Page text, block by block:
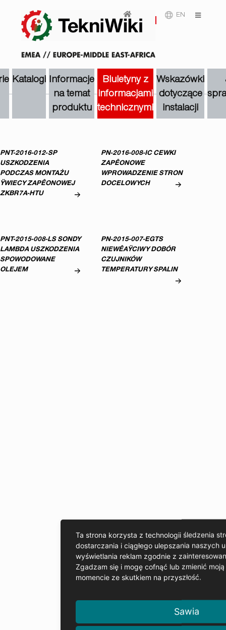
EN
Katalogi Informacje
na temat
produktu
Biuletyny z
informacjami
technicznymi
Wskazówki
dotyczące
instalacji
PNT-2016-012-SP
USZKODZENIA
PODCZAS MONTAŻU
ŸWIECY ZAPÊONOWEJ
ZKBR7A-HTU
PN-2016-008-IC CEWKI
ZAPÊONOWE
WPROWADZENIE STRON
DOCELOWYCH
PNT-2015-008-LS SONDY
LAMBDA USZKODZENIA
SPOWODOWANE
OLEJEM
PN-2015-007-EGTS
NIEWÊAŸCIWY DOBÓR
CZUJNIKÓW
TEMPERATURY SPALIN
Ta strona korzysta z technologii śledzenia
dostarczania i ciągłego ulepszania naszych
wyświetlania reklam zgodnie z
Zgadzam się i mogę cofnąć lub zmienić
momencie ze skutkiem na przyszłość.
Sawia